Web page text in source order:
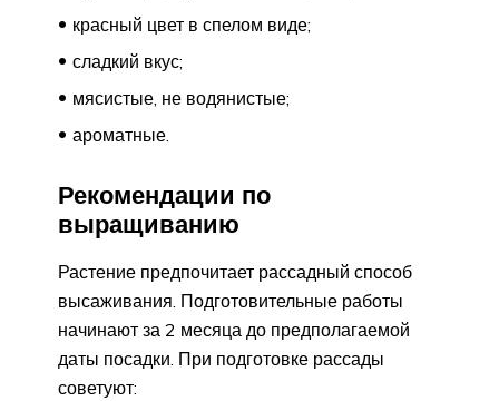
красный цвет в спелом виде;
сладкий вкус;
мясистые, не водянистые;
ароматные.
Рекомендации по
выращиванию
Растение предпочитает рассадный способ
высаживания. Подготовительные работы
начинают за 2 месяца до предполагаемой
даты посадки. При подготовке рассады
советуют: